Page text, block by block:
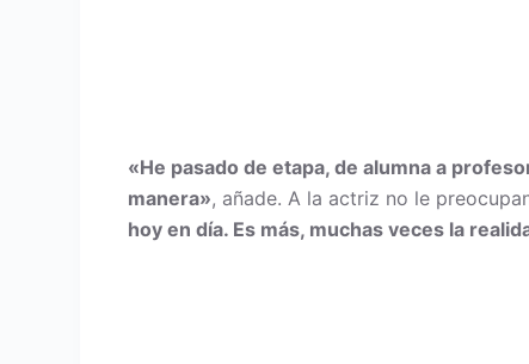
«He pasado de etapa, de alumna a
manera», añade. A la actriz no le
hoy en día. Es más, muchas veces la